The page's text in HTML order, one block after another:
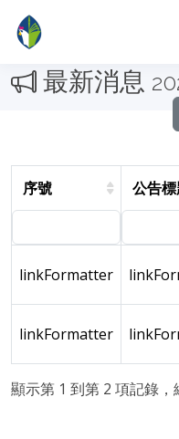
最新消息
序號 公告
linkFormatter
linkFormatter
顯示第 1 到第 2 項記錄，